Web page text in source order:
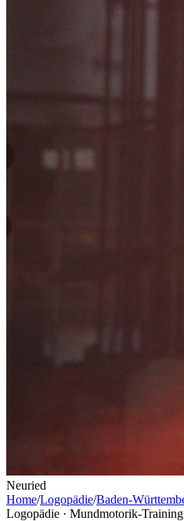
Neuried
Home/Logopädie/Baden-
Logopädie · Mundmotorik-Training